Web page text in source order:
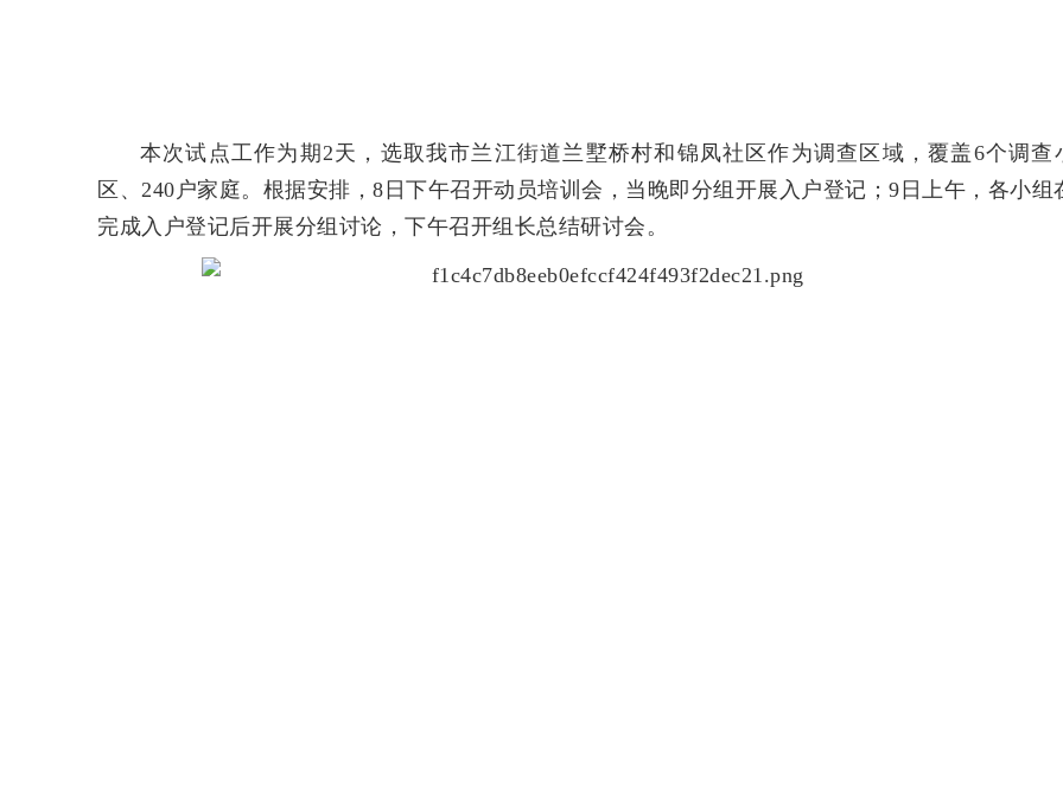
本次试点工作为期2天，选取我市兰江街道兰墅桥村和锦凤社区作为调查区域，覆盖6个调查
区、240户家庭。根据安排，8日下午召开动员培训会，当晚即分组开展入户登记；9日上午，各小组
完成入户登记后开展分组讨论，下午召开组长总结研讨会。